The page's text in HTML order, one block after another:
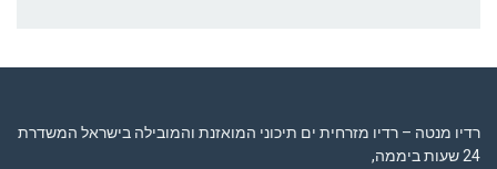
רדיו מנטה – רדיו מזרחית ים תיכוני המואזנת והמובילה בישראל המשדרת
24 שעות ביממה,